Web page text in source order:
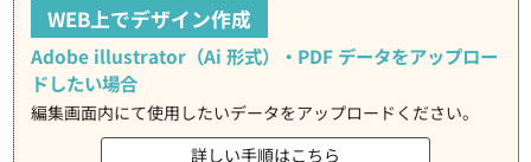
WEB上でデザイン作成
Adobe illustrator（Ai 形式）・PDF データをアップロー
ドしたい場合
編集画面内にて使用したいデータをアップロードください。
詳しい手順はこちら